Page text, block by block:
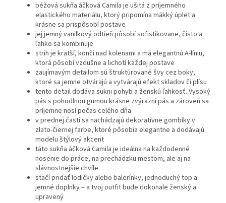
béžová sukňa áčková Camila je ušitá z príjemného
elastického materiálu, ktorý pripomína mäkký úplet a
krásne sa prispôsobí postave
jej jemný vanilkový odtieň pôsobí sofistikovane, čisto a
ľahko sa kombinuje
strih je kratší, končí nad kolenami a má elegantnú A-líniu,
ktorá pôsobí vzdušne a lichotí každej postave
zaujímavým detailom sú štruktúrované švy cez boky,
ktoré sa jemne otvárajú a vytvárajú efekt skladov či plísu
tento detail dodáva sukni pohyb a ženskú ľahkosť. Vysoký
pás s pohodlnou gumou krásne zvýrazní pás a zároveň sa
príjemne nosí počas celého dňa
v prednej časti sa nachádzajú dekoratívne gombíky v
zlato-čiernej farbe, ktoré pôsobia elegantne a dodávajú
modelu štýlový akcent
táto sukňa áčková Camila je ideálna na každodenné
nosenie do práce, na prechádzku mestom, ale aj na
slávnostnejšie chvíle
stačí pridať lodičky alebo balerínky, jednoduchý top a
jemné doplnky – a tvoj outfit bude dokonale ženský a
upravený